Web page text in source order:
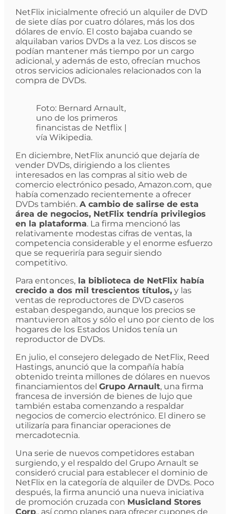
NetFlix inicialmente ofreció un alquiler de DVD
de siete días por cuatro dólares, más los dos
dólares de envío. El costo bajaba cuando se
alquilaban varios DVDs a la vez. Los discos se
podían mantener más tiempo por un cargo
adicional, y además de esto, ofrecían muchos
otros servicios adicionales relacionados con la
compra de DVDs.
Foto: Bernard Arnault,
uno de los primeros
financistas de Netflix |
vía Wikipedia.
En diciembre, NetFlix anunció que dejaría de
vender DVDs, dirigiendo a los clientes
interesados en las compras al sitio web de
comercio electrónico pesado, Amazon.com, que
había comenzado recientemente a ofrecer
DVDs también. A cambio de salirse de esta
área de negocios, NetFlix tendría privilegios
en la plataforma. La firma mencionó las
relativamente modestas cifras de ventas, la
competencia considerable y el enorme esfuerzo
que se requeriría para seguir siendo
competitivo.
Para entonces,la biblioteca de NetFlix había
crecido a dos mil trescientos títulos,y las
ventas de reproductores de DVD caseros
estaban despegando, aunque los precios se
mantuvieron altos y sólo el uno por ciento de los
hogares de los Estados Unidos tenía un
reproductor de DVDs.
En julio, el consejero delegado de NetFlix, Reed
Hastings, anunció que la compañía había
obtenido treinta millones de dólares en nuevos
financiamientos del Grupo Arnault, una firma
francesa de inversión de bienes de lujo que
también estaba comenzando a respaldar
negocios de comercio electrónico. El dinero se
utilizaría para financiar operaciones de
mercadotecnia.
Una serie de nuevos competidores estaban
surgiendo, y el respaldo del Grupo Arnault se
consideró crucial para establecer el dominio de
NetFlix en la categoría de alquiler de DVDs. Poco
después, la firma anunció una nueva iniciativa
de promoción cruzada con Musicland Stores
Corp., así como planes para ofrecer cupones de